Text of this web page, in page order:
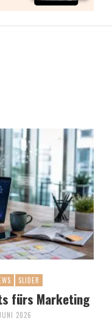
SLIDER
fürs Marketing
2026